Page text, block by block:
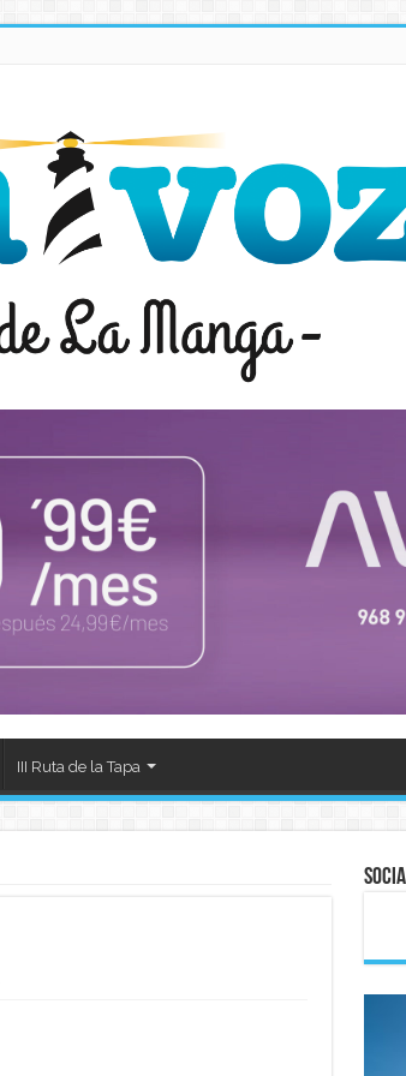
III Ruta de la Tapa